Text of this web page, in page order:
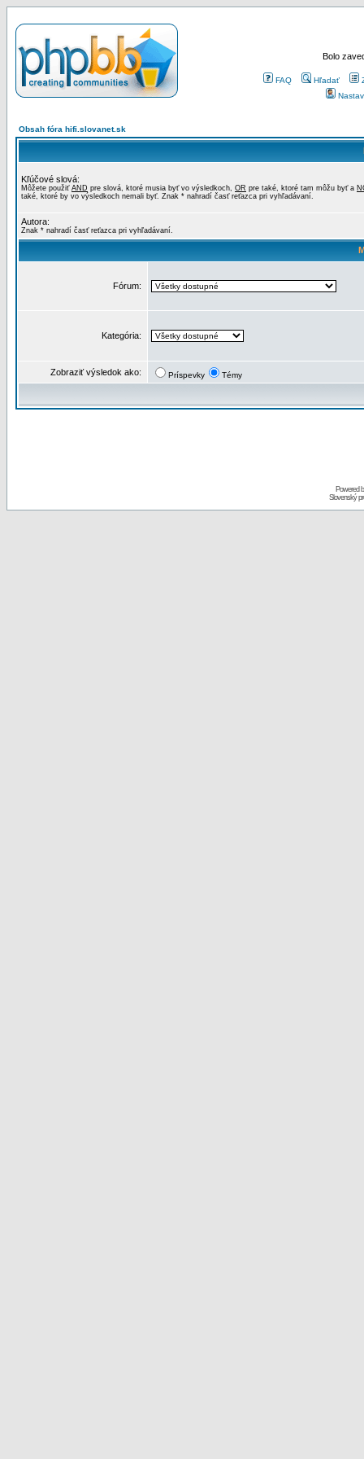
Bolo
FAQ Hľadať
Obsah fóra hifi.slovanet.sk
Kľúčové slová:
Môžete použiť AND pre slová, ktoré musia byť vo výsledkoch, OR pre také, ktoré tam môžu byť a
také, ktoré by vo výsledkoch nemali byť. Znak * nahradí časť reťazca pri vyhľadávaní.
Autora:
Znak * nahradí časť reťazca pri vyhľadávaní.
Fórum:
Kategória:
Zobraziť výsledok ako: Príspevky Témy
Powered
Slovenský